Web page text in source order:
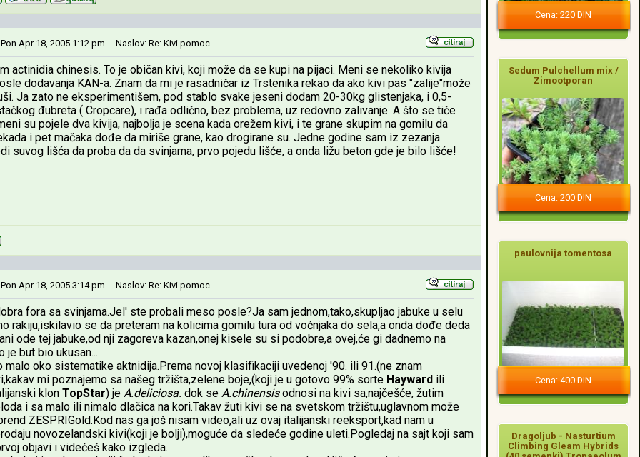
Apr 18, 2005 1:12 pm Naslov: Re: Kivi pomoc
actinidia chinesis. To je običan kivi, koji može da se kupi na pijaci. Meni se nekoliko kivija
dodavanja KAN-a. Znam da mi je rasadničar iz Trstenika rekao da ako kivi pas "zalije"može
Ja zato ne eksperimentišem, pod stablo svake jeseni dodam 20-30kg glistenjaka, i 0,5-
đubreta ( Cropcare), i rađa odlično, bez problema, uz redovno zalivanje. A što se tiče
su pojele dva kivija, najbolja je scena kada orežem kivi, i te grane skupim na gomilu da
i pet mačaka dođe da miriše grane, kao drogirane su. Jedne godine sam iz zezanja
suvog lišća da proba da da svinjama, prvo pojedu lišće, a onda ližu beton gde je bilo lišće!
Apr 18, 2005 3:14 pm Naslov: Re: Kivi pomoc
fora sa svinjama.Jel' ste probali meso posle?Ja sam jednom,tako,skupljao jabuke u selu
rakiju,iskilavio se da preteram na kolicima gomilu tura od voćnjaka do sela,a onda dođe deda
ode tej jabuke,od nji zagoreva kazan,onej kisele su si podobre,a ovej,će gi dadnemo na
je but bio ukusan...
malo oko sistematike aktnidija.Prema novoj klasifikaciji uvedenoj '90. ili 91.(ne znam
mi poznajemo sa našeg tržišta,zelene boje,(koji je u gotovo 99% sorte Hayward ili
klon TopStar) je A.deliciosa. dok se A.chinensisodnosi na kivi sa,najčešće, žutim
i sa malo ili nimalo dlačica na kori.Takav žuti kivi se na svetskom tržištu,uglavnom može
ZESPRIGold.Kod nas ga još nisam video,ali uz ovaj italijanski reeksport,kad nam u
novozelandski kivi(koji je bolji),moguće da sledeće godine uleti.Pogledaj na sajt koji sam
objavi i videćeš kako izgleda.
Cena: 220 DIN
Sedum Pulchellum mix /
Zimootporan
Cena: 200 DIN
paulovnija tomentosa
Cena: 400 DIN
Dragoljub - Nasturtium
Climbing Gleam Hybrids